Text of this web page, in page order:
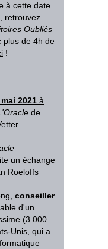
à cette date
retrouvez
Oubliés
plus de 4h de
!
2021 à
de
un échange
Roeloffs
conseiller
d'un
(3 000
Unis, qui a